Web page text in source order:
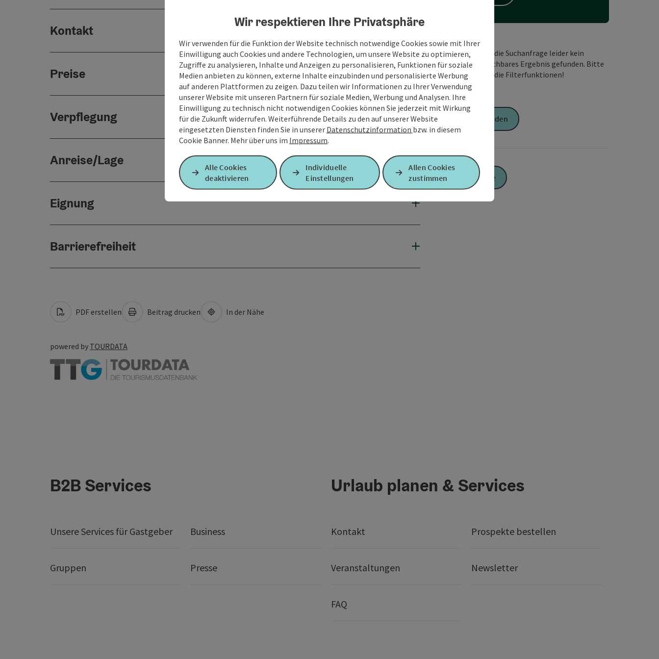
Kontakt
Preise
Verpflegung
Anreise/Lage
Eignung
Barrierefreiheit
Wir haben für die Suchanfrage leider kein
passendes buchbares Ergebnis gefunden. Bitte
verändern Sie die Filterfunktionen!
Anfrage senden
Zur Website
PDF erstellen Beitrag drucken In der Nähe
powered by TOURDATA
B2B Services
Unsere Services für Gastgeber Business
Gruppen Presse
Urlaub planen & Services
Kontakt Prospekte bestellen
Veranstaltungen Newsletter
FAQ
Wir respektieren Ihre Privatsphäre
Wir verwenden für die Funktion der Website technisch notwendige Cookies sowie mit Ihrer
Einwilligung auch Cookies und andere Technologien, um unsere Website zu optimieren,
Zugriffe zu analysieren, Inhalte und Anzeigen zu personalisieren, Funktionen für soziale
Medien anbieten zu können, externe Inhalte einzubinden und personalisierte Werbung
auf anderen Plattformen zu zeigen. Dazu teilen wir Informationen zu Ihrer Verwendung
unserer Website mit unseren Partnern für soziale Medien, Werbung und Analysen. Ihre
Einwilligung zu technisch nicht notwendigen Cookies können Sie jederzeit mit Wirkung
für die Zukunft widerrufen. Weiterführende Details zu den auf unserer Website
eingesetzten Diensten finden Sie in unserer Datenschutzinformation bzw. in diesem
Cookie Banner. Mehr über uns im Impressum.
Alle Cookies
deaktivieren
Individuelle
Einstellungen
Allen Cookies
zustimmen